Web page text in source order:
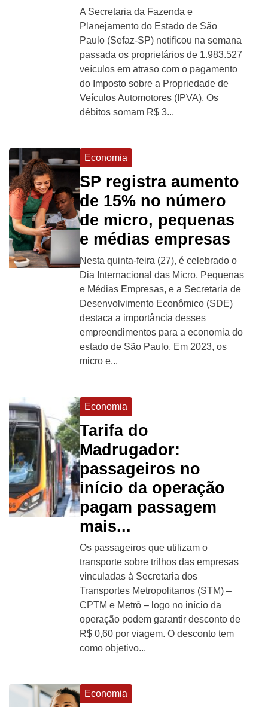
A Secretaria da Fazenda e
Planejamento do Estado de São
Paulo (Sefaz-SP) notificou na semana
passada os proprietários de 1.983.527
veículos em atraso com o pagamento
do Imposto sobre a Propriedade de
Veículos Automotores (IPVA). Os
débitos somam R$ 3...
Economia
SP registra aumento
de 15% no número
de micro, pequenas
e médias empresas
Nesta quinta-feira (27), é celebrado o
Dia Internacional das Micro, Pequenas
e Médias Empresas, e a Secretaria de
Desenvolvimento Econômico (SDE)
destaca a importância desses
empreendimentos para a economia do
estado de São Paulo. Em 2023, os
micro e...
Economia
Tarifa do
Madrugador:
passageiros no
início da operação
pagam passagem
mais...
Os passageiros que utilizam o
transporte sobre trilhos das empresas
vinculadas à Secretaria dos
Transportes Metropolitanos (STM) –
CPTM e Metrô – logo no início da
operação podem garantir desconto de
R$ 0,60 por viagem. O desconto tem
como objetivo...
Economia